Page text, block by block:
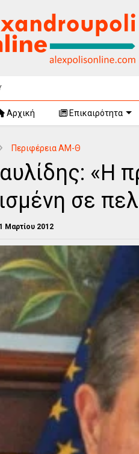
Αρχική Επικαιρότητα
Περιφέρεια ΑΜ-Θ
«Η
σε
Μαρτίου 2012